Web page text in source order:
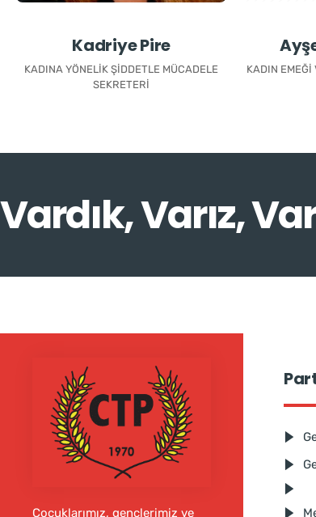
Kadriye Pire
KADINA YÖNELIK ŞIDDETLE MÜCADELE
SEKRETERI
KADIN EMEĞI
Vardık, Varız,
Çocuklarımız, gençlerimiz ve